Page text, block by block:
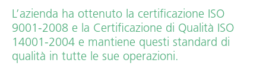
L’azienda ha ottenuto la certificazione ISO
9001-2008 e la Certificazione di Qualità ISO
14001-2004 e mantiene questi standard di
qualità in tutte le sue operazioni.